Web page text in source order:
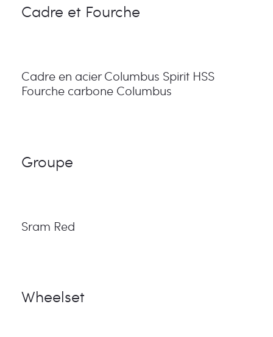
Cadre et Fourche
Cadre en acier Columbus Spirit HSS
Fourche carbone Columbus
Groupe
Sram Red
Wheelset